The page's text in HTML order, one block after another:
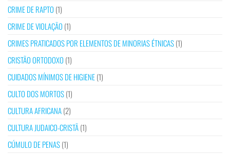
CRIME DE RAPTO (1)
CRIME DE VIOLAÇÃO (1)
CRIMES PRATICADOS POR ELEMENTOS DE MINORIAS ÉTNICAS(1)
CRISTÃO ORTODOXO (1)
CUIDADOS MÍNIMOS DE HIGIENE(1)
CULTO DOS MORTOS(1)
CULTURA AFRICANA(2)
CULTURA JUDAICO-CRISTÃ(1)
CÚMULO DE PENAS(1)